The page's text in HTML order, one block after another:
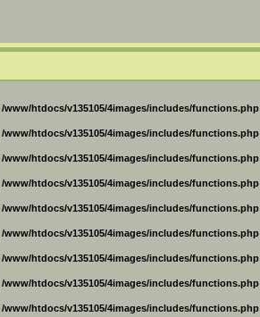
/www/htdocs/v135105/4images/includes/functions.php
/www/htdocs/v135105/4images/includes/functions.php
/www/htdocs/v135105/4images/includes/functions.php
/www/htdocs/v135105/4images/includes/functions.php
/www/htdocs/v135105/4images/includes/functions.php
/www/htdocs/v135105/4images/includes/functions.php
/www/htdocs/v135105/4images/includes/functions.php
/www/htdocs/v135105/4images/includes/functions.php
/www/htdocs/v135105/4images/includes/functions.php